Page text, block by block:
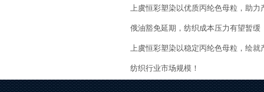
上虞恒彩塑染以优质丙纶色母粒，助力
俄油豁免延期，纺织成本压力有望暂缓
上虞恒彩塑染以稳定丙纶色母粒，绘就
纺织行业市场规模！